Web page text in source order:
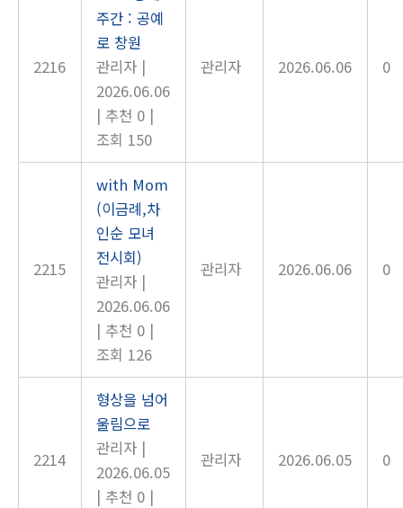
2216
주간 : 공예
로 창원
관리자 |
2026.06.06
| 추천 0 |
조회 150
관리자 2026.06.06 0
2215
with Mom
(이금례,차
인순 모녀
전시회)
관리자 |
2026.06.06
| 추천 0 |
조회 126
관리자 2026.06.06 0
2214
형상을 넘어
울림으로
관리자 |
2026.06.05
| 추천 0 |
관리자 2026.06.05 0